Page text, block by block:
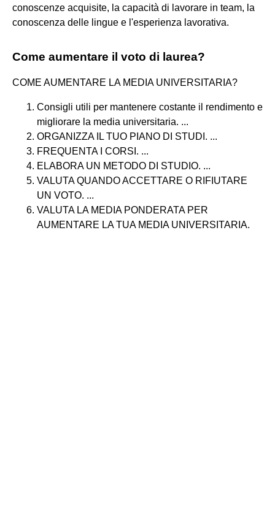
conoscenze acquisite, la capacità di lavorare in team, la
conoscenza delle lingue e l'esperienza lavorativa.
Come aumentare il voto di laurea?
COME AUMENTARE LA MEDIA UNIVERSITARIA?
Consigli utili per mantenere costante il rendimento e
migliorare la media universitaria. ...
ORGANIZZA IL TUO PIANO DI STUDI. ...
FREQUENTA I CORSI. ...
ELABORA UN METODO DI STUDIO. ...
VALUTA QUANDO ACCETTARE O RIFIUTARE
UN VOTO. ...
VALUTA LA MEDIA PONDERATA PER
AUMENTARE LA TUA MEDIA UNIVERSITARIA.